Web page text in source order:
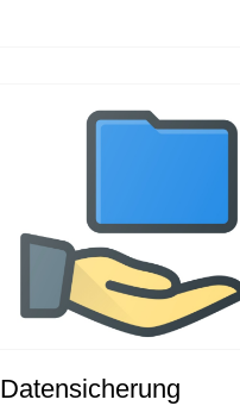
Datensicherung